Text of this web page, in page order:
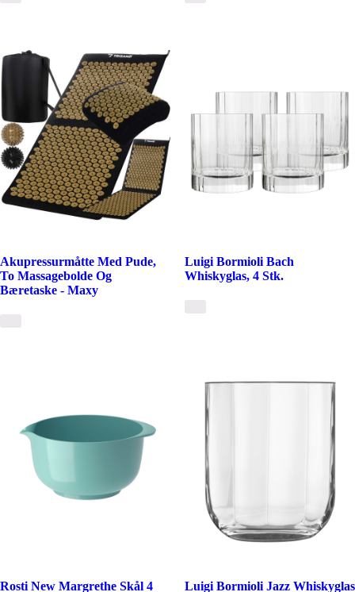
Akupressurmåtte Med Pude,
To Massagebolde Og
Bæretaske - Maxy
Luigi Bormioli Bach
Whiskyglas, 4 Stk.
Rosti New Margrethe Skål 4 Luigi Bormioli Jazz Whiskyglas